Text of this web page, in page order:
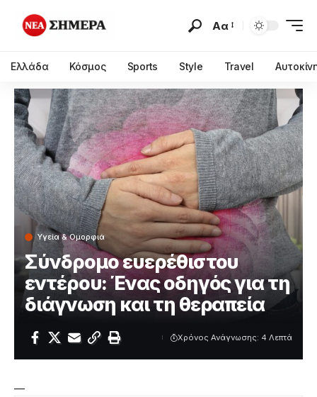
Αα
Ελλάδα Κόσμος Sports Style Travel
Υγεία & Ομορφιά
Σύνδρομο ευερέθιστου
εντέρου: Ένας οδηγός για τη
διάγνωση και τη θεραπεία
Χρόνος Ανάγνωσης: 4 Λεπτά
—